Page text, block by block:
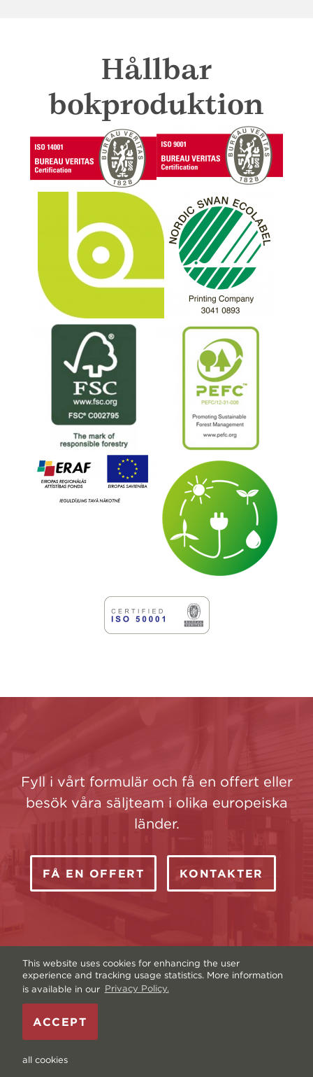
This website uses cookies for enhancing the user
experience and tracking usage statistics. More information
is available in our Privacy Policy.
ACCEPT
all cookies
Hållbar
bokproduktion
Fyll i vårt formulär och få en offert eller
besök våra säljteam i olika europeiska
länder.
FÅ EN OFFERT KONTAKTER
Upphovsrätt © Livonia Print Ltd. 2026 —